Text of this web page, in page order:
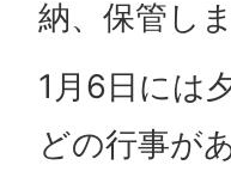
納、保管しま
1月6日には
どの行事が